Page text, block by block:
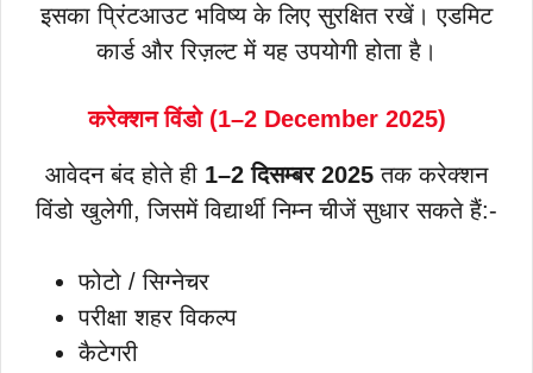
इसका प्रिंटआउट भविष्य के लिए सुरक्षित रखें। एडमिट
कार्ड और रिज़ल्ट में यह उपयोगी होता है।
करेक्शन विंडो (1–2 December 2025)
आवेदन बंद होते ही 1–2 दिसम्बर 2025 तक करेक्शन
विंडो खुलेगी, जिसमें विद्यार्थी निम्न चीजें सुधार सकते हैं:-
फोटो / सिग्नेचर
परीक्षा शहर विकल्प
कैटेगरी